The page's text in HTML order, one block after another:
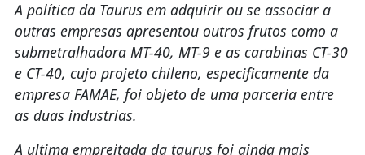
A política da Taurus em adquirir ou se associar a
outras empresas apresentou outros frutos como a
submetralhadora MT-40, MT-9 e as carabinas CT-30
e CT-40, cujo projeto chileno, especificamente da
empresa FAMAE, foi objeto de uma parceria entre
as duas industrias.
A ultima empreitada da taurus foi ainda mais